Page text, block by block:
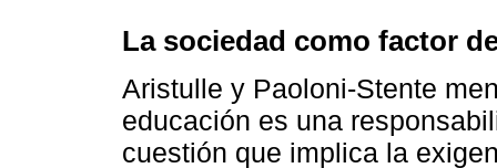
La sociedad como factor
Aristulle y Paoloni-Stente
educación es una
cuestión que implica la